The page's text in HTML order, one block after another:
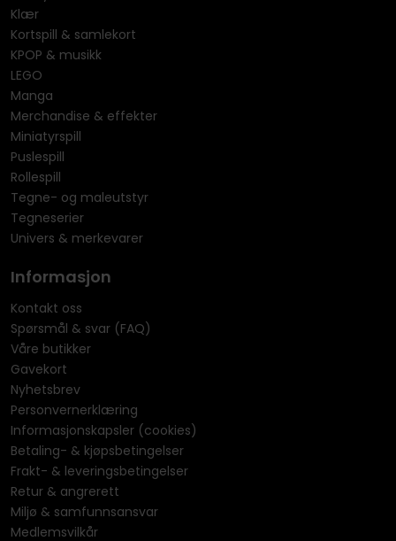
Klær
Kortspill & samlekort
KPOP & musikk
LEGO
Manga
Merchandise & effekter
Miniatyrspill
Puslespill
Rollespill
Tegne- og maleutstyr
Tegneserier
Univers & merkevarer
Informasjon
Kontakt oss
Spørsmål & svar (FAQ)
Våre butikker
Gavekort
Nyhetsbrev
Personvernerklæring
Informasjonskapsler (cookies)
Betaling- & kjøpsbetingelser
Frakt- & leveringsbetingelser
Retur & angrerett
Miljø & samfunnsansvar
Medlemsvilkår